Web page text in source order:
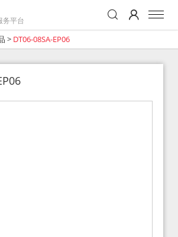
务平台
> DT06-08SA-EP06